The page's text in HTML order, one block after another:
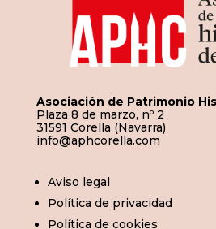
Asociación de Patrimonio
Plaza 8 de marzo, nº 2
31591 Corella (Navarra)
info@aphcorella.com
Aviso legal
Política de privacidad
Política de cookies